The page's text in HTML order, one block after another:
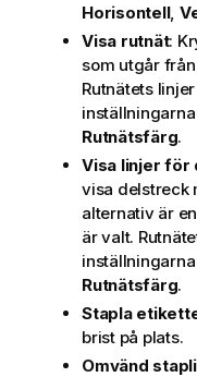
Horisontell,
Visa rutnät:
som utgår
Rutnätets
inställningarna
Rutnätsfärg.
Visa linjer för
visa delstreck
alternativ är
är valt.
inställningarna
Rutnätsfärg.
Stapla
brist på plats.
Omvänd